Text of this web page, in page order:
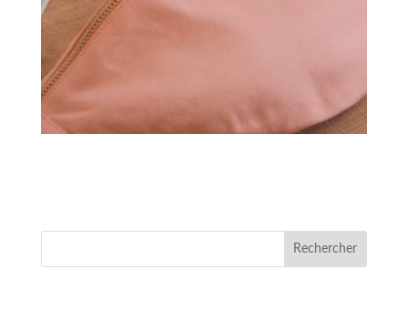
Rechercher